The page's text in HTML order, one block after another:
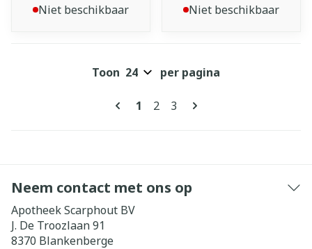
Niet beschikbaar Niet beschikbaar
Pagina's
U lees momenteel pagina
1 Pagina
2 Pagina
3
Toon per pagina
Neem contact met ons op
Apotheek Scarphout BV
J. De Troozlaan 91
8370 Blankenberge